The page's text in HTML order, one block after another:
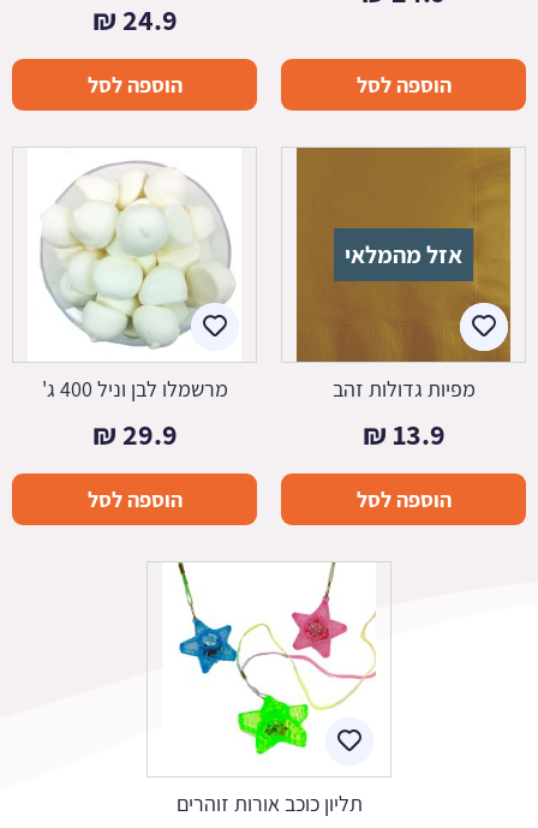
הוספה לסל
24.9
₪
הוספה לסל
אזל מהמלאי
מפיות גדולות זהב
13.9
₪
הוספה לסל
מרשמלו לבן וניל 400 ג'
29.9
₪
הוספה לסל
תליון כוכב אורות זוהרים